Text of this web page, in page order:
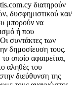
διατηρούν
δυσφημιστικού και/
μπορούν να
ή που
συντάκτες των
δημοσίευση τους.
οποίο αφαιρείται,
αληθές του
διεύθυνση της